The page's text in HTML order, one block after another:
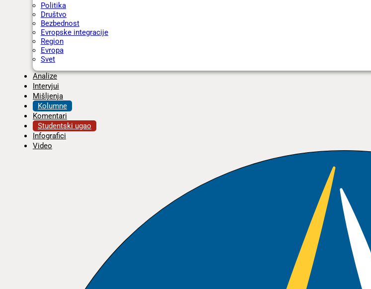
Politika
Društvo
Bezbednost
Evropske integracije
Region
Evropa
Svet
Analize
Intervjui
Mišljenja
Kolumne
Komentari
Studentski ugao
Infografici
Video